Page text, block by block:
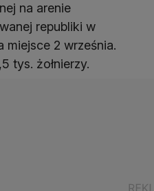
na arenie
republiki w
miejsce 2 września.
tys. żołnierzy.